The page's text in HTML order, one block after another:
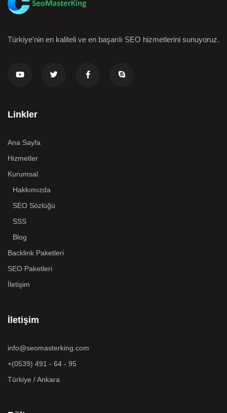
Türkiye'nin en kaliteli ve en başarılı SEO hizmetlerini sunuyoruz.
Linkler
Ana Sayfa
Hizmetler
Kurumsal
Hakkımızda
SEO Sözlüğü
SSS
Blog
Backlink Paketleri
SEO Paketleri
İletişim
İletişim
info@seomasterking.com
+(0539) 491 - 64 - 95
Türkiye / Ankara